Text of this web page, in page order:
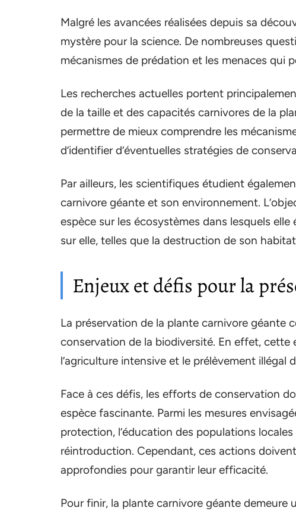
Malgré les avancées réalisées depuis sa
mystère pour la science. De nombreuses
mécanismes de prédation et les menaces qui
Les recherches actuelles portent
de la taille et des capacités carnivores de la
permettre de mieux comprendre les
d’identifier d’éventuelles stratégies de
Par ailleurs, les scientifiques étudient
carnivore géante et son environnement.
espèce sur les écosystèmes dans lesquels
sur elle, telles que la destruction de son
Enjeux et défis pour la
La préservation de la plante carnivore géante
conservation de la biodiversité. En effet, cette
l’agriculture intensive et le prélèvement illégal
Face à ces défis, les efforts de conservation
espèce fascinante. Parmi les mesures
protection, l’éducation des populations
réintroduction. Cependant, ces actions
approfondies pour garantir leur efficacité.
Pour finir, la plante carnivore géante demeure